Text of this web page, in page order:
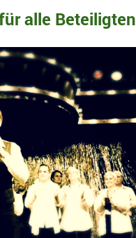
alle Beteiligten